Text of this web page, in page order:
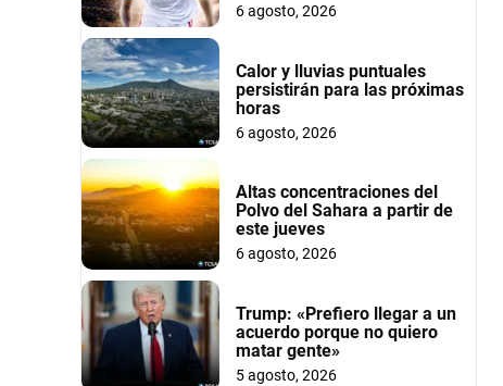
6 agosto, 2026
Calor y lluvias puntuales
persistirán para las próximas
horas
6 agosto, 2026
Altas concentraciones del
Polvo del Sahara a partir de
este jueves
6 agosto, 2026
Trump: «Prefiero llegar a un
acuerdo porque no quiero
matar gente»
5 agosto, 2026